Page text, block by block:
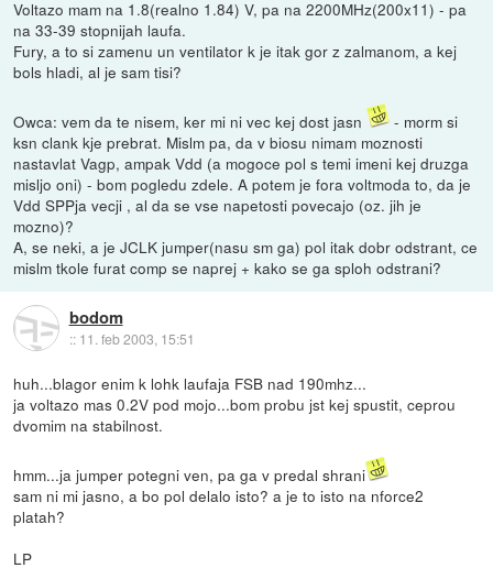
Voltazo mam na 1.8(realno 1.84) V, pa na 2200MHz(200x11) - pa
na 33-39 stopnijah laufa.
Fury, a to si zamenu un ventilator k je itak gor z zalmanom, a kej
bols hladi, al je sam tisi?
Owca: vem da te nisem, ker mi ni vec kej dost jasn
- morm si
ksn clank kje prebrat. Mislm pa, da v biosu nimam moznosti
nastavlat Vagp, ampak Vdd (a mogoce pol s temi imeni kej druzga
misljo oni) - bom pogledu zdele. A potem je fora voltmoda to, da je
Vdd SPPja vecji , al da se vse napetosti povecajo (oz. jih je
mozno)?
A, se neki, a je JCLK jumper(nasu sm ga) pol itak dobr odstrant, ce
mislm tkole furat comp se naprej + kako se ga sploh odstrani?
bodom
:: 11. feb 2003, 15:51
huh...blagor enim k lohk laufaja FSB nad 190mhz...
ja voltazo mas 0.2V pod mojo...bom probu jst kej spustit, ceprou
dvomim na stabilnost.
hmm...ja jumper potegni ven, pa ga v predal shrani
sam ni mi jasno, a bo pol delalo isto? a je to isto na nforce2
platah?
LP